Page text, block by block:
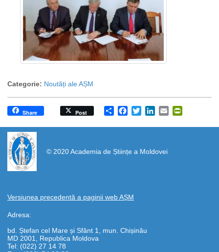
Categorie: Noutăți ale AȘM
Share
Share Post Facebook
TwitterLinkedIn
Email
© 2020 Academia de Științe a Moldovei
Versiunea precedentă a paginii web AȘM
Adresa:
bd. Ștefan cel Mare și Sfânt 1, mun. Chișinău
MD 2001, Republica Moldova
Tel: (022) 27 14 78
https://propletenie.ru/